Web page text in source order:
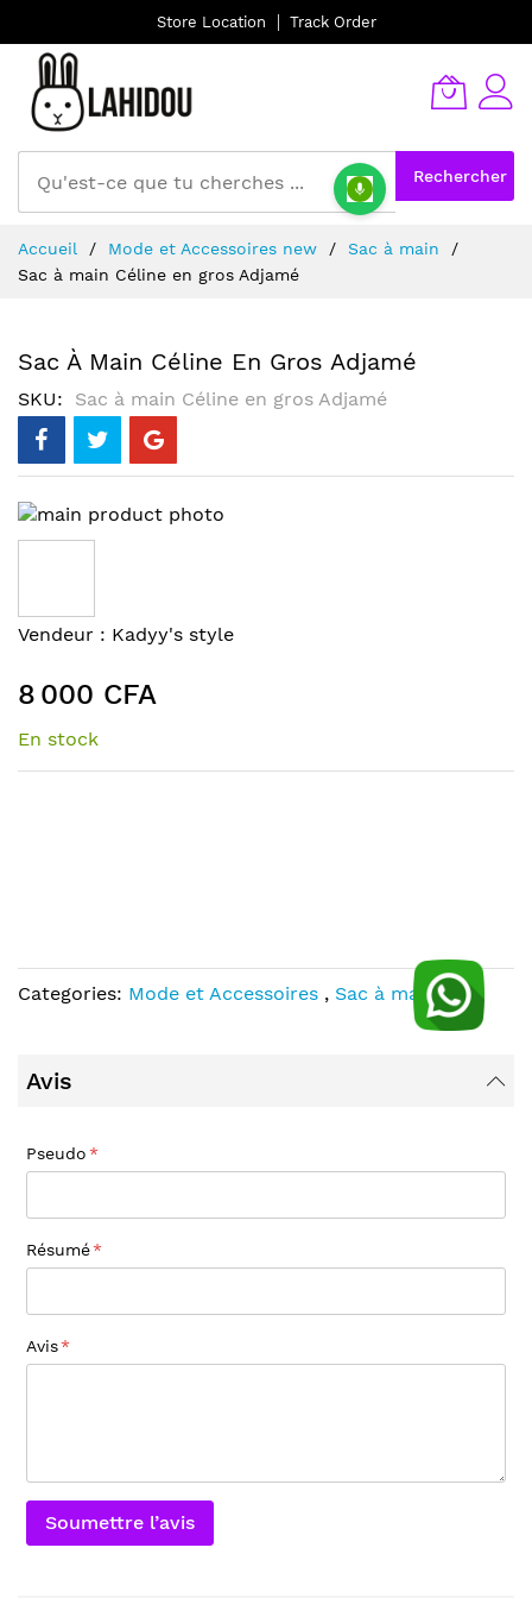
Store Location Track Order
Rechercher
au
contenu
Accueil Mode et Accessoires new
Sac à main
Sac à main Céline en gros Adjamé
Sac À Main Céline En Gros Adjamé
SKU Sac à main Céline en gros Adjamé
Skip
to
of
the
gallery
Skip
the
beginning
of
Vendeur : Kadyy's style
8 000 CFA
En stock
Categories: Mode et Accessoires , Sac à main
Avis
Pseudo
Résumé
Avis
Soumettre l’avis